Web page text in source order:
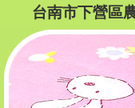
台南市下營區